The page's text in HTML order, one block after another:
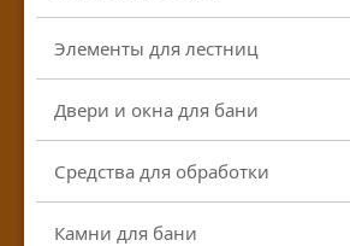
Элементы для лестниц
Двери и окна для бани
Средства для обработки
Камни для бани